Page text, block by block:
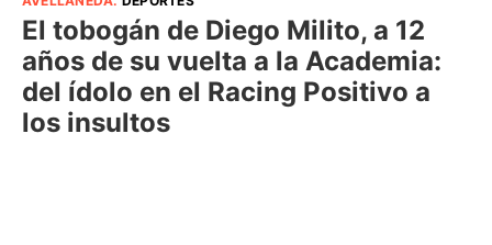
El tobogán de Diego Milito, a 12
años de su vuelta a la Academia:
del ídolo en el Racing Positivo a
los insultos